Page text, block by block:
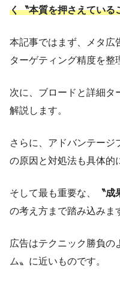
く〝本質を押さえている
本記事ではまず、メタ広
ターゲティング精度を整
次に、ブロードと詳細タ
解説します。
さらに、アドバンテージ
の原因と対処法も具体的
そして最も重要な、
〝
の考え方まで踏み込みま
広告はテクニック勝負の
ム〟に近いものです。